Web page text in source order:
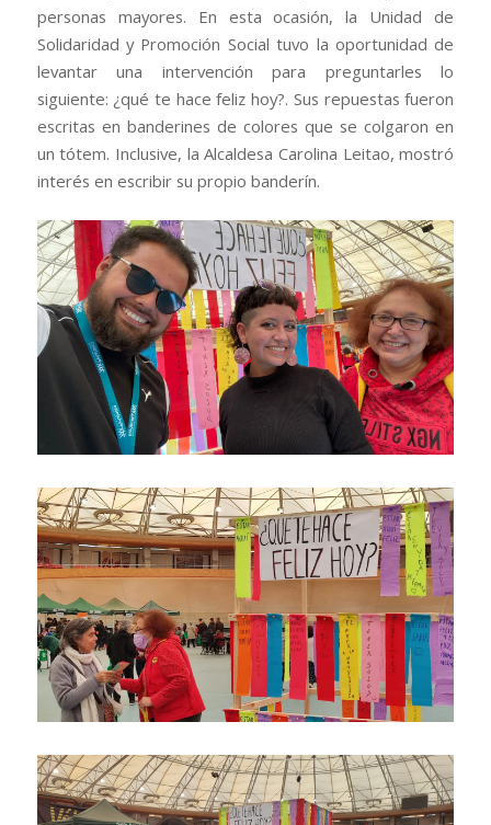
personas mayores. En esta ocasión, la Unidad de
Solidaridad y Promoción Social tuvo la oportunidad de
levantar una intervención para preguntarles lo
siguiente: ¿qué te hace feliz hoy?. Sus repuestas fueron
escritas en banderines de colores que se colgaron en
un tótem. Inclusive, la Alcaldesa Carolina Leitao, mostró
interés en escribir su propio banderín.